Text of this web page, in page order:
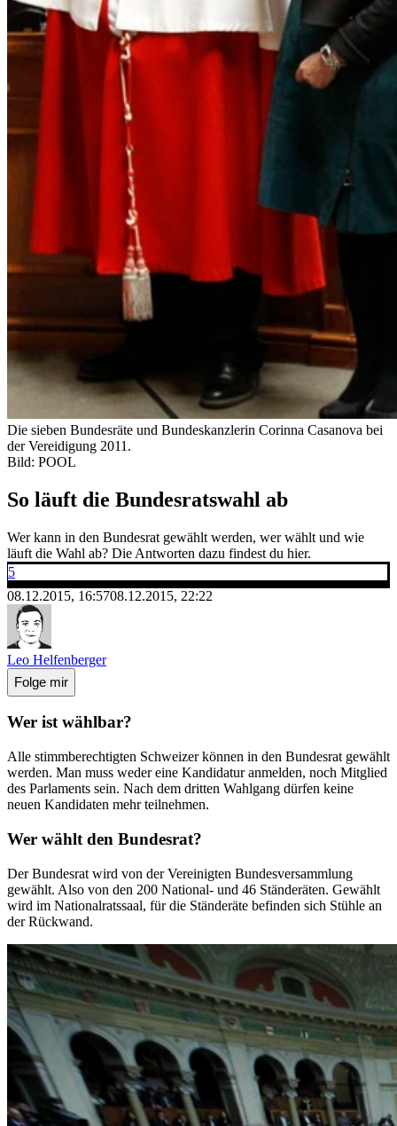
Die sieben Bundesräte und Bundeskanzlerin Corinna Casanova bei
der Vereidigung 2011.
Bild: POOL
So läuft die Bundesratswahl ab
Wer kann in den Bundesrat gewählt werden, wer wählt und wie
läuft die Wahl ab? Die Antworten dazu findest du hier.
5
08.12.2015, 16:5708.12.2015, 22:22
Leo Helfenberger
Folge mir
Wer ist wählbar?
Alle stimmberechtigten Schweizer können in den Bundesrat gewählt
werden. Man muss weder eine Kandidatur anmelden, noch Mitglied
des Parlaments sein. Nach dem dritten Wahlgang dürfen keine
neuen Kandidaten mehr teilnehmen.
Wer wählt den Bundesrat?
Der Bundesrat wird von der Vereinigten Bundesversammlung
gewählt. Also von den 200 National- und 46 Ständeräten. Gewählt
wird im Nationalratssaal, für die Ständeräte befinden sich Stühle an
der Rückwand.